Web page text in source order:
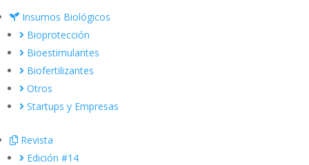
Insumos Biológicos
Bioprotección
Bioestimulantes
Biofertilizantes
Otros
Startups y Empresas
Revista
Edición #14